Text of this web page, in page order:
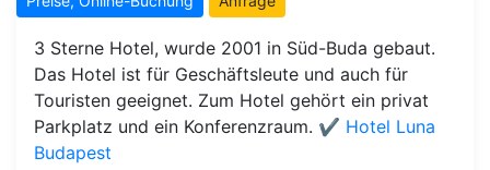
3 Sterne Hotel, wurde 2001 in Süd-Buda gebaut.
Das Hotel ist für Geschäftsleute und auch für
Touristen geeignet. Zum Hotel gehört ein privat
Parkplatz und ein Konferenzraum. ✔️ Hotel Luna
Budapest